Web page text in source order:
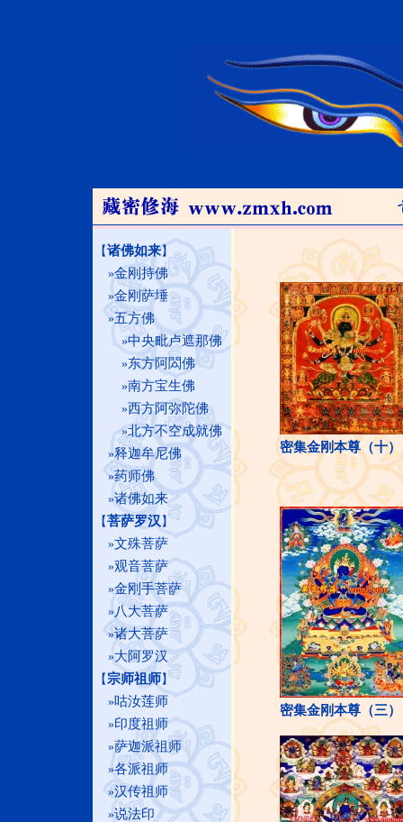
【诸佛如来】
»金刚持佛
»金刚萨埵
»五方佛
»中央毗卢遮那佛
»东方阿閦佛
»南方宝生佛
»西方阿弥陀佛
»北方不空成就佛
»释迦牟尼佛
»药师佛
»诸佛如来
【菩萨罗汉 】
»文殊菩萨
»观音菩萨
»金刚手菩萨
»八大菩萨
»诸大菩萨
»大阿罗汉
【 宗师祖师】
»咕汝莲师
»印度祖师
»萨迦派祖师
»各派祖师
»汉传祖师
»说法印
密集金刚本尊（十）
密集金刚本尊（三）